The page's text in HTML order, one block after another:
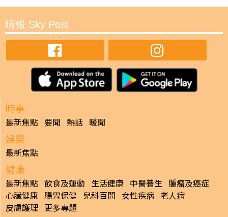
晴報 Sky Post
時事
最新焦點 要聞 熱話 暖聞
娛樂
最新焦點
健康
最新焦點 飲食及運動 生活健康 中醫養生 腫瘤及癌症
心臟健康 腸胃保健 兒科百問 女性疾病 老人病
皮膚護理 更多專題